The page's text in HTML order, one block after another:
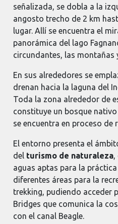
señalizada, se dobla a la
angosto trecho de 2 km
lugar. Allí se encuentra el
panorámica del lago
circundantes, las montañas
En sus alrededores se
drenan hacia la laguna del
Toda la zona alrededor de
constituye un bosque
se encuentra en proceso de
El entorno presenta el
del turismo de naturaleza,
aguas aptas para la
diferentes áreas para la
trekking, pudiendo acceder
Bridges que comunica la
con el canal Beagle.